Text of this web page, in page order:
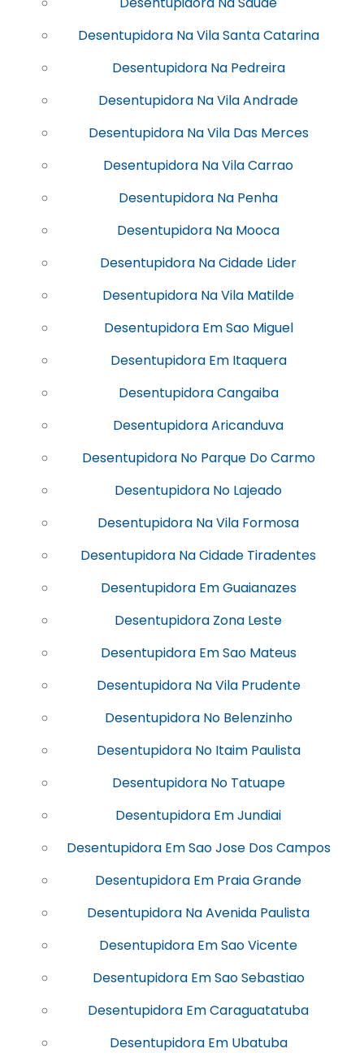
Desentupidora Na Vila Santa Catarina
Desentupidora Na Pedreira
Desentupidora Na Vila Andrade
Desentupidora Na Vila Das Merces
Desentupidora Na Vila Carrao
Desentupidora Na Penha
Desentupidora Na Mooca
Desentupidora Na Cidade Lider
Desentupidora Na Vila Matilde
Desentupidora Em Sao Miguel
Desentupidora Em Itaquera
Desentupidora Cangaiba
Desentupidora Aricanduva
Desentupidora No Parque Do Carmo
Desentupidora No Lajeado
Desentupidora Na Vila Formosa
Desentupidora Na Cidade Tiradentes
Desentupidora Em Guaianazes
Desentupidora Zona Leste
Desentupidora Em Sao Mateus
Desentupidora Na Vila Prudente
Desentupidora No Belenzinho
Desentupidora No Itaim Paulista
Desentupidora No Tatuape
Desentupidora Em Jundiai
Desentupidora Em Sao Jose Dos Campos
Desentupidora Em Praia Grande
Desentupidora Na Avenida Paulista
Desentupidora Em Sao Vicente
Desentupidora Em Sao Sebastiao
Desentupidora Em Caraguatatuba
Desentupidora Em Ubatuba